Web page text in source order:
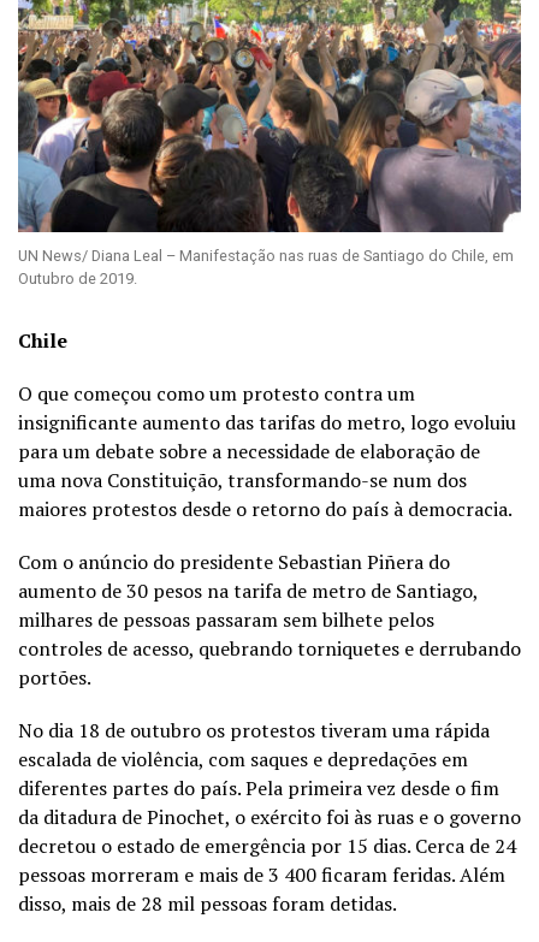
UN News/ Diana Leal – Manifestação nas ruas de Santiago do Chile, em
Outubro de 2019.
Chile
O que começou como um protesto contra um
insignificante aumento das tarifas do metro, logo evoluiu
para um debate sobre a necessidade de elaboração de
uma nova Constituição, transformando-se num dos
maiores protestos desde o retorno do país à democracia.
Com o anúncio do presidente Sebastian Piñera do
aumento de 30 pesos na tarifa de metro de Santiago,
milhares de pessoas passaram sem bilhete pelos
controles de acesso, quebrando torniquetes e derrubando
portões.
No dia 18 de outubro os protestos tiveram uma rápida
escalada de violência, com saques e depredações em
diferentes partes do país. Pela primeira vez desde o fim
da ditadura de Pinochet, o exército foi às ruas e o governo
decretou o estado de emergência por 15 dias. Cerca de 24
pessoas morreram e mais de 3 400 ficaram feridas. Além
disso, mais de 28 mil pessoas foram detidas.